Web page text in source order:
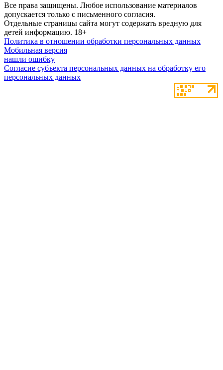
Все права защищены. Любое использование материалов
допускается только с письменного согласия.
Отдельные страницы сайта могут содержать вредную для
детей информацию. 18+
Политика в отношении обработки персональных данных
Мобильная версия
нашли ошибку
Согласие субъекта персональных данных на обработку его
персональных данных